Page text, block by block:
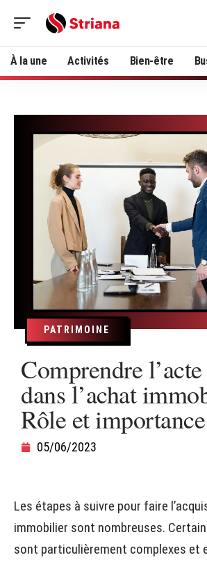
À la une Activités Bien-être
PATRIMOINE
Comprendre
dans l’achat
Rôle et importance
05/06/2023
Les étapes à suivre pour faire
immobilier sont nombreuses.
sont particulièrement complexes et